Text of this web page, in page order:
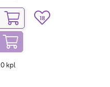
0 kpl
18